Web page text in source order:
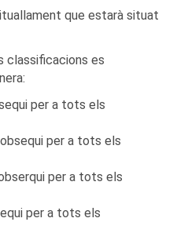
que estarà situat
classificacions es
per a tots els
obsequi per a tots els
per a tots els
per a tots els